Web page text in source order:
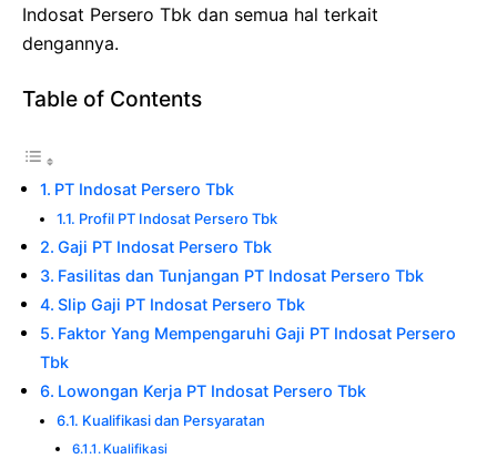
Indosat Persero Tbk dan semua hal terkait
dengannya.
Table of Contents
PT Indosat Persero Tbk
Profil PT Indosat Persero Tbk
Gaji PT Indosat Persero Tbk
Fasilitas dan Tunjangan PT Indosat Persero Tbk
Slip Gaji PT Indosat Persero Tbk
Faktor Yang Mempengaruhi Gaji PT Indosat Persero
Tbk
Lowongan Kerja PT Indosat Persero Tbk
Kualifikasi dan Persyaratan
Kualifikasi